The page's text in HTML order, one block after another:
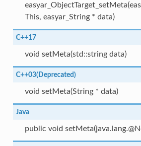
This, easyar_String * data)
C++17
void setMeta(std::string data)
C++03(Deprecated)
void setMeta(String * data)
Java
public void